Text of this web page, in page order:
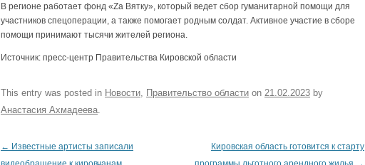
В регионе работает фонд «Zа Вятку», который ведет сбор гуманитарной помощи для
участников спецоперации, а также помогает родным солдат. Активное участие в сборе
помощи принимают тысячи жителей региона.
Источник: пресс-центр Правительства Кировской области
This entry was posted in Новости Правительство области on 21.02.2023 by
Анастасия Ахмадеева
Post navigation
← Известные артисты записали
Кировская область готовится к старту